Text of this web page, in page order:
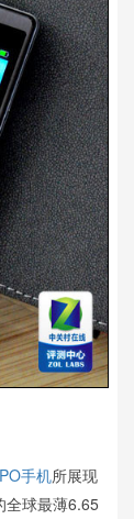
手机所展现
全球最薄6.65